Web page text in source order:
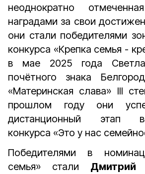
неоднократно
наградами за свои
они стали победителями
конкурса «Крепка семья -
в мае 2025 года
почётного знака
«Материнская слава» III
прошлом году они
дистанционный этап
конкурса «Это у нас
Победителями в
семья» стали Дмитрий